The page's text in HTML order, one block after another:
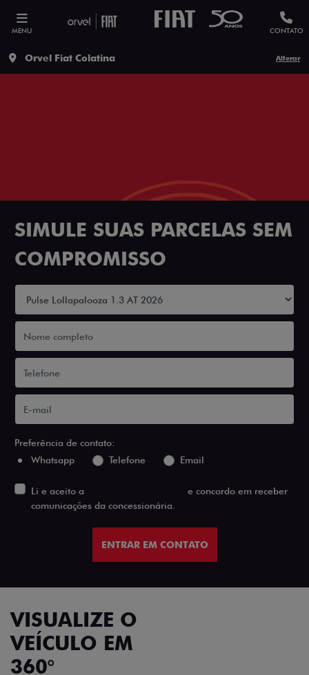
MENU CONTATO
Orvel Fiat Colatina Alterar
SIMULE SUAS PARCELAS SEM
COMPROMISSO
Preferência de contato:
Whatsapp
Telefone Email
Li e aceito a
e concordo em receber
comunicações da concessionária.
ENTRAR EM CONTATO
VISUALIZE O
VEÍCULO EM
360°